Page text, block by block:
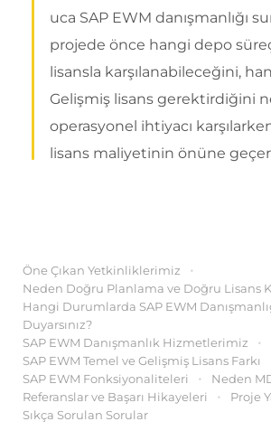
uca SAP EWM danışmanlığı
projede önce hangi depo
lisansla karşılanabileceğini,
Gelişmiş lisans gerektirdiğini
operasyonel ihtiyacı
lisans maliyetinin önüne
Öne Çıkan Yetkinliklerimiz
Neden Doğru Planlama ve Doğru Lisans
Hangi Durumlarda SAP EWM
Duyarsınız?
SAP EWM Danışmanlık Hizmetlerimiz
SAP EWM Temel ve Gelişmiş Lisans Farkı
SAP EWM Fonksiyonaliteleri
Neden
Referanslar ve Başarı Hikayeleri
Proje
Sıkça Sorulan Sorular